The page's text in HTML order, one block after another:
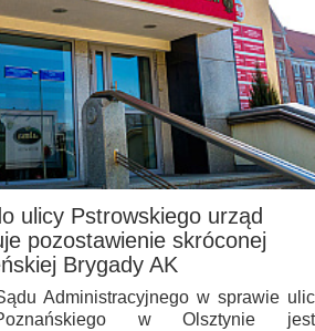
ulicy Pstrowskiego urząd
pozostawienie skróconej
Brygady AK
Administracyjnego w sprawie ulic
w Olsztynie jest